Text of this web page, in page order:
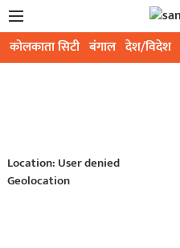
कोलकाता सिटी बंगाल देश/विदेश
Location: User denied
Geolocation